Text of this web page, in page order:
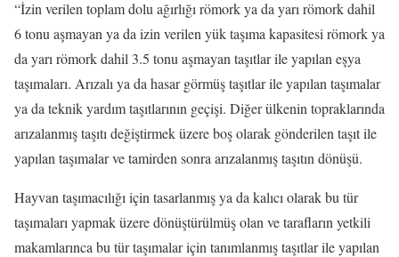
“İzin verilen toplam dolu ağırlığı römork ya da yarı römork dahil
6 tonu aşmayan ya da izin verilen yük taşıma kapasitesi römork ya
da yarı römork dahil 3.5 tonu aşmayan taşıtlar ile yapılan eşya
taşımaları. Arızalı ya da hasar görmüş taşıtlar ile yapılan taşımalar
ya da teknik yardım taşıtlarının geçişi. Diğer ülkenin topraklarında
arızalanmış taşıtı değiştirmek üzere boş olarak gönderilen taşıt ile
yapılan taşımalar ve tamirden sonra arızalanmış taşıtın dönüşü.
Hayvan taşımacılığı için tasarlanmış ya da kalıcı olarak bu tür
taşımaları yapmak üzere dönüştürülmüş olan ve tarafların yetkili
makamlarınca bu tür taşımalar için tanımlanmış taşıtlar ile yapılan